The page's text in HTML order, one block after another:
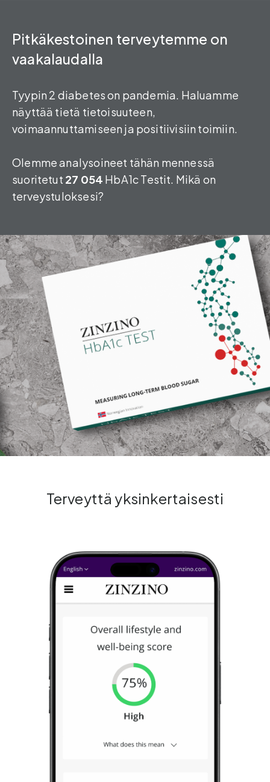
Pitkäkestoinen terveytemme on
vaakalaudalla
Tyypin 2 diabetes on pandemia. Haluamme
näyttää tietä tietoisuuteen,
voimaannuttamiseen ja positiivisiin toimiin.
Olemme analysoineet tähän mennessä
suoritetut 27 054 HbA1c Testit. Mikä on
terveystuloksesi?
Terveyttä yksinkertaisesti